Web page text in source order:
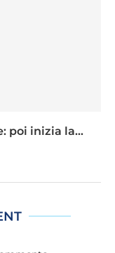
poi inizia la...